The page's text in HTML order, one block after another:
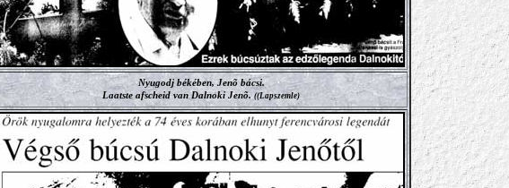
Nyugodj békében, Jenõ bácsi.
Laatste afscheid van Dalnoki Jenõ. ((Lapszemle)